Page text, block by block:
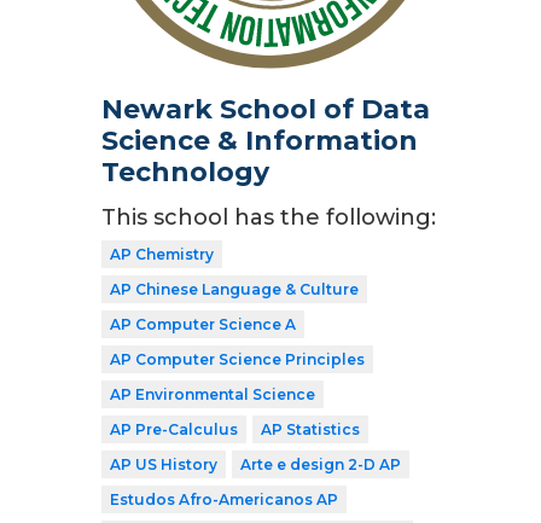
Newark School of Data
Science & Information
Technology
This school has the following:
AP Chemistry
AP Chinese Language & Culture
AP Computer Science A
AP Computer Science Principles
AP Environmental Science
AP Pre-Calculus
AP Statistics
AP US History
Arte e design 2-D AP
Estudos Afro-Americanos AP